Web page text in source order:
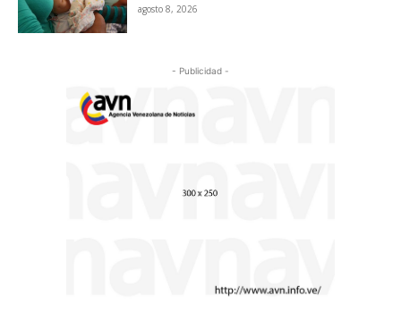
agosto 8, 2026
- Publicidad -